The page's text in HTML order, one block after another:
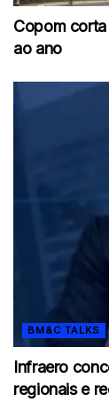
Copom
ao ano
BM&C TALKS
Infraero
regionais e